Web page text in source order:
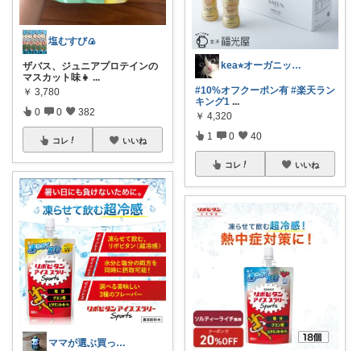
塩むすび🍙
ザバス、ジュニアプロテインの
マスカット味👧 ...
￥ 3,780
0 0 382
コレ いいね
ママが選ぶ買ってよかった🌸育児🌸防災
kea⭐︎オーガニックアイテム
#10%オフクーポン有 #楽天ラン
キング1 ...
￥ 4,320
1 0 40
コレ いいね